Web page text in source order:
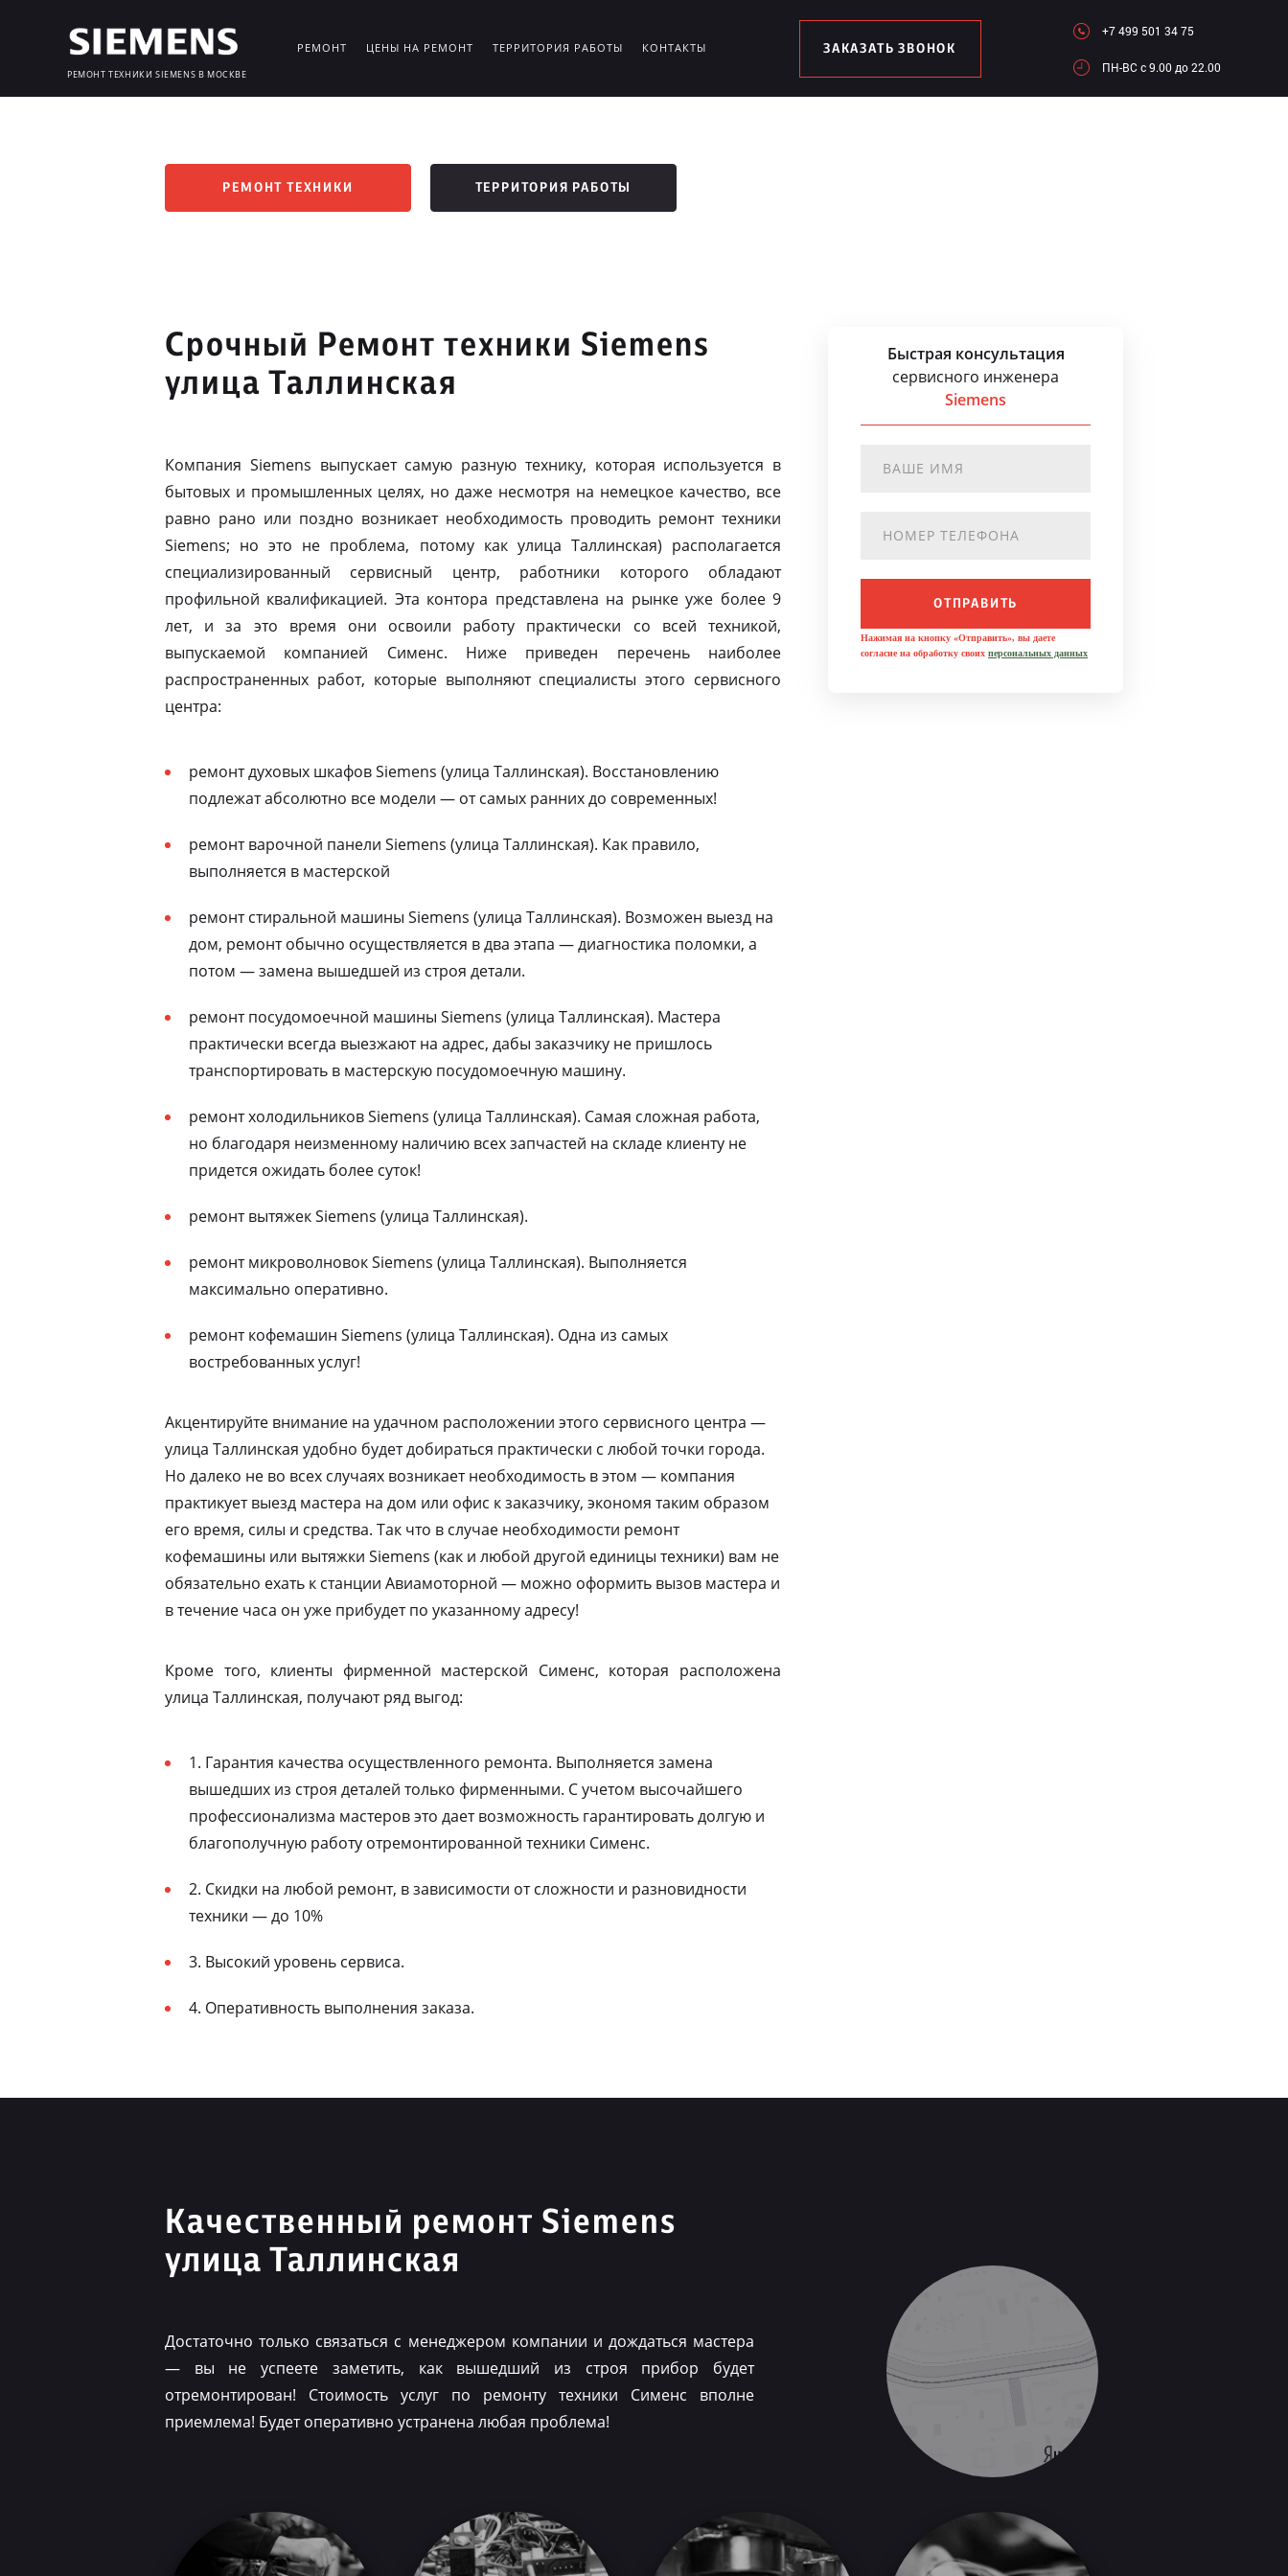
РЕМОНТ ТЕХНИКИ SIEMENS В МОСКВЕ
РЕМОНТ ЦЕНЫ НА РЕМОНТ ТЕРРИТОРИЯ РАБОТЫ КОНТАКТЫ ЗАКАЗАТЬ ЗВОНОК
+7 499 501 34 75
ПН-ВC c 9.00 до 22.00
РЕМОНТ ТЕХНИКИ ТЕРРИТОРИЯ РАБОТЫ
Срочный Ремонт техники Siemens
улица Таллинская
Компания Siemens выпускает самую разную технику, которая используется в
бытовых и промышленных целях, но даже несмотря на немецкое качество, все
равно рано или поздно возникает необходимость проводить ремонт техники
Siemens; но это не проблема, потому как улица Таллинская) располагается
специализированный сервисный центр, работники которого обладают
профильной квалификацией. Эта контора представлена на рынке уже более 9
лет, и за это время они освоили работу практически со всей техникой,
выпускаемой компанией Сименс. Ниже приведен перечень наиболее
распространенных работ, которые выполняют специалисты этого сервисного
центра:
ремонт духовых шкафов Siemens (улица Таллинская). Восстановлению
подлежат абсолютно все модели — от самых ранних до современных!
ремонт варочной панели Siemens (улица Таллинская). Как правило,
выполняется в мастерской
ремонт стиральной машины Siemens (улица Таллинская). Возможен выезд на
дом, ремонт обычно осуществляется в два этапа — диагностика поломки, а
потом — замена вышедшей из строя детали.
ремонт посудомоечной машины Siemens (улица Таллинская). Мастера
практически всегда выезжают на адрес, дабы заказчику не пришлось
транспортировать в мастерскую посудомоечную машину.
ремонт холодильников Siemens (улица Таллинская). Самая сложная работа,
но благодаря неизменному наличию всех запчастей на складе клиенту не
придется ожидать более суток!
ремонт вытяжек Siemens (улица Таллинская).
ремонт микроволновок Siemens (улица Таллинская). Выполняется
максимально оперативно.
ремонт кофемашин Siemens (улица Таллинская). Одна из самых
востребованных услуг!
Акцентируйте внимание на удачном расположении этого сервисного центра —
улица Таллинская удобно будет добираться практически с любой точки города.
Но далеко не во всех случаях возникает необходимость в этом — компания
практикует выезд мастера на дом или офис к заказчику, экономя таким образом
его время, силы и средства. Так что в случае необходимости ремонт
кофемашины или вытяжки Siemens (как и любой другой единицы техники) вам не
обязательно ехать к станции Авиамоторной — можно оформить вызов мастера и
в течение часа он уже прибудет по указанному адресу!
Кроме того, клиенты фирменной мастерской Сименс, которая расположена
улица Таллинская, получают ряд выгод:
1. Гарантия качества осуществленного ремонта. Выполняется замена
вышедших из строя деталей только фирменными. С учетом высочайшего
профессионализма мастеров это дает возможность гарантировать долгую и
благополучную работу отремонтированной техники Сименс.
2. Скидки на любой ремонт, в зависимости от сложности и разновидности
техники — до 10%
3. Высокий уровень сервиса.
4. Оперативность выполнения заказа.
Быстрая консультация
сервисного инженера
Siemens
ОТПРАВИТЬ
Нажимая на кнопку «Отправить», вы даете
согласие на обработку своих персональных данных
Качественный ремонт Siemens
улица Таллинская
Достаточно только связаться с менеджером компании и дождаться мастера
— вы не успеете заметить, как вышедший из строя прибор будет
отремонтирован! Стоимость услуг по ремонту техники Сименс вполне
приемлема! Будет оперативно устранена любая проблема!